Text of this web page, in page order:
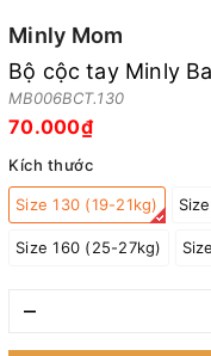
Minly Mom
Bộ cộc tay Minly
MB006BCT.130
70.000₫
Kích thước
Size 130 (19-21kg)
Size 160 (25-27kg)
–